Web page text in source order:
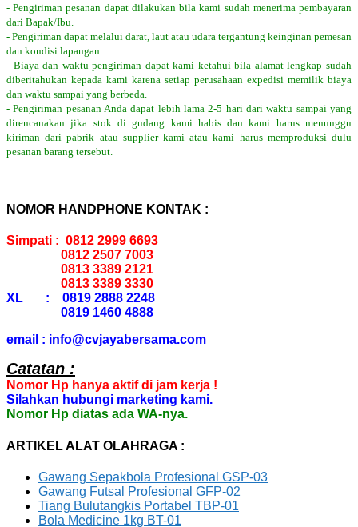
- Pengiriman pesanan dapat dilakukan bila kami sudah menerima pembayaran
dari Bapak/Ibu.
- Pengiriman dapat melalui darat, laut atau udara tergantung keinginan pemesan
dan kondisi lapangan.
- Biaya dan waktu pengiriman dapat kami ketahui bila alamat lengkap sudah
diberitahukan kepada kami karena setiap perusahaan expedisi memilik biaya
dan waktu sampai yang berbeda.
- Pengiriman pesanan Anda dapat lebih lama 2-5 hari dari waktu sampai yang
direncanakan jika stok di gudang kami habis dan kami harus menunggu
kiriman dari pabrik atau supplier kami atau kami harus memproduksi dulu
pesanan barang tersebut.
NOMOR HANDPHONE KONTAK :
Simpati : 0812 2999 6693
0812 2507 7003
0813 3389 2121
0813 3389 3330
XL : 0819 2888 2248
0819 1460 4888
email : info@cvjayabersama.com
Catatan :
Nomor Hp hanya aktif di jam kerja !
Silahkan hubungi marketing kami.
Nomor Hp diatas ada WA-nya.
ARTIKEL ALAT OLAHRAGA :
Gawang Sepakbola Profesional GSP-03
Gawang Futsal Profesional GFP-02
Tiang Bulutangkis Portabel TBP-01
Bola Medicine 1kg BT-01